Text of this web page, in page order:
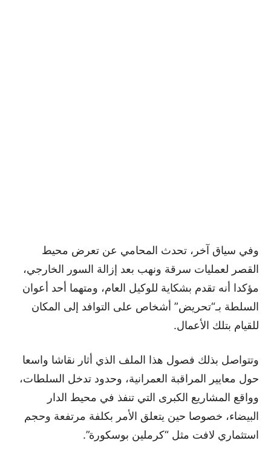
وفي سياق آخر، تحدث المحامي عن تعرض محيط
القصر لعمليات سرقة ونهب بعد إزالة السور الخارجي،
مؤكدا أنه تقدم بشكاية للوكيل العام، ومتهما أحد أعوان
السلطة بـ“تحريض” أشخاص على التوافد إلى المكان
للقيام بتلك الأعمال.
وتتواصل بذلك فصول هذا الملف الذي أثار نقاشا واسعا
حول معايير المراقبة العمرانية، وحدود تدخل السلطات،
وواقع المشاريع الكبرى التي تنفذ في محيط الدار
البيضاء، خصوصا حين يتعلق الأمر بكلفة مرتفعة وحجم
استثماري لافت مثل “كرملين بوسكورة”.